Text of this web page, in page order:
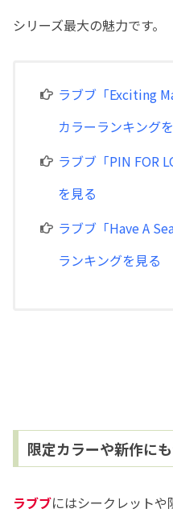
シリーズ最大の魅力です。
ラブブ「Exciting
カラーランキング
ラブブ「PIN FOR
を見る
ラブブ「Have A
ランキングを見る
限定カラーや新作にも
ラブブにはシークレット